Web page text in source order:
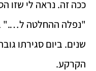
ככה זה. נראה לי שזו
"נפלה ההחלטה ל…."
הקרקע.